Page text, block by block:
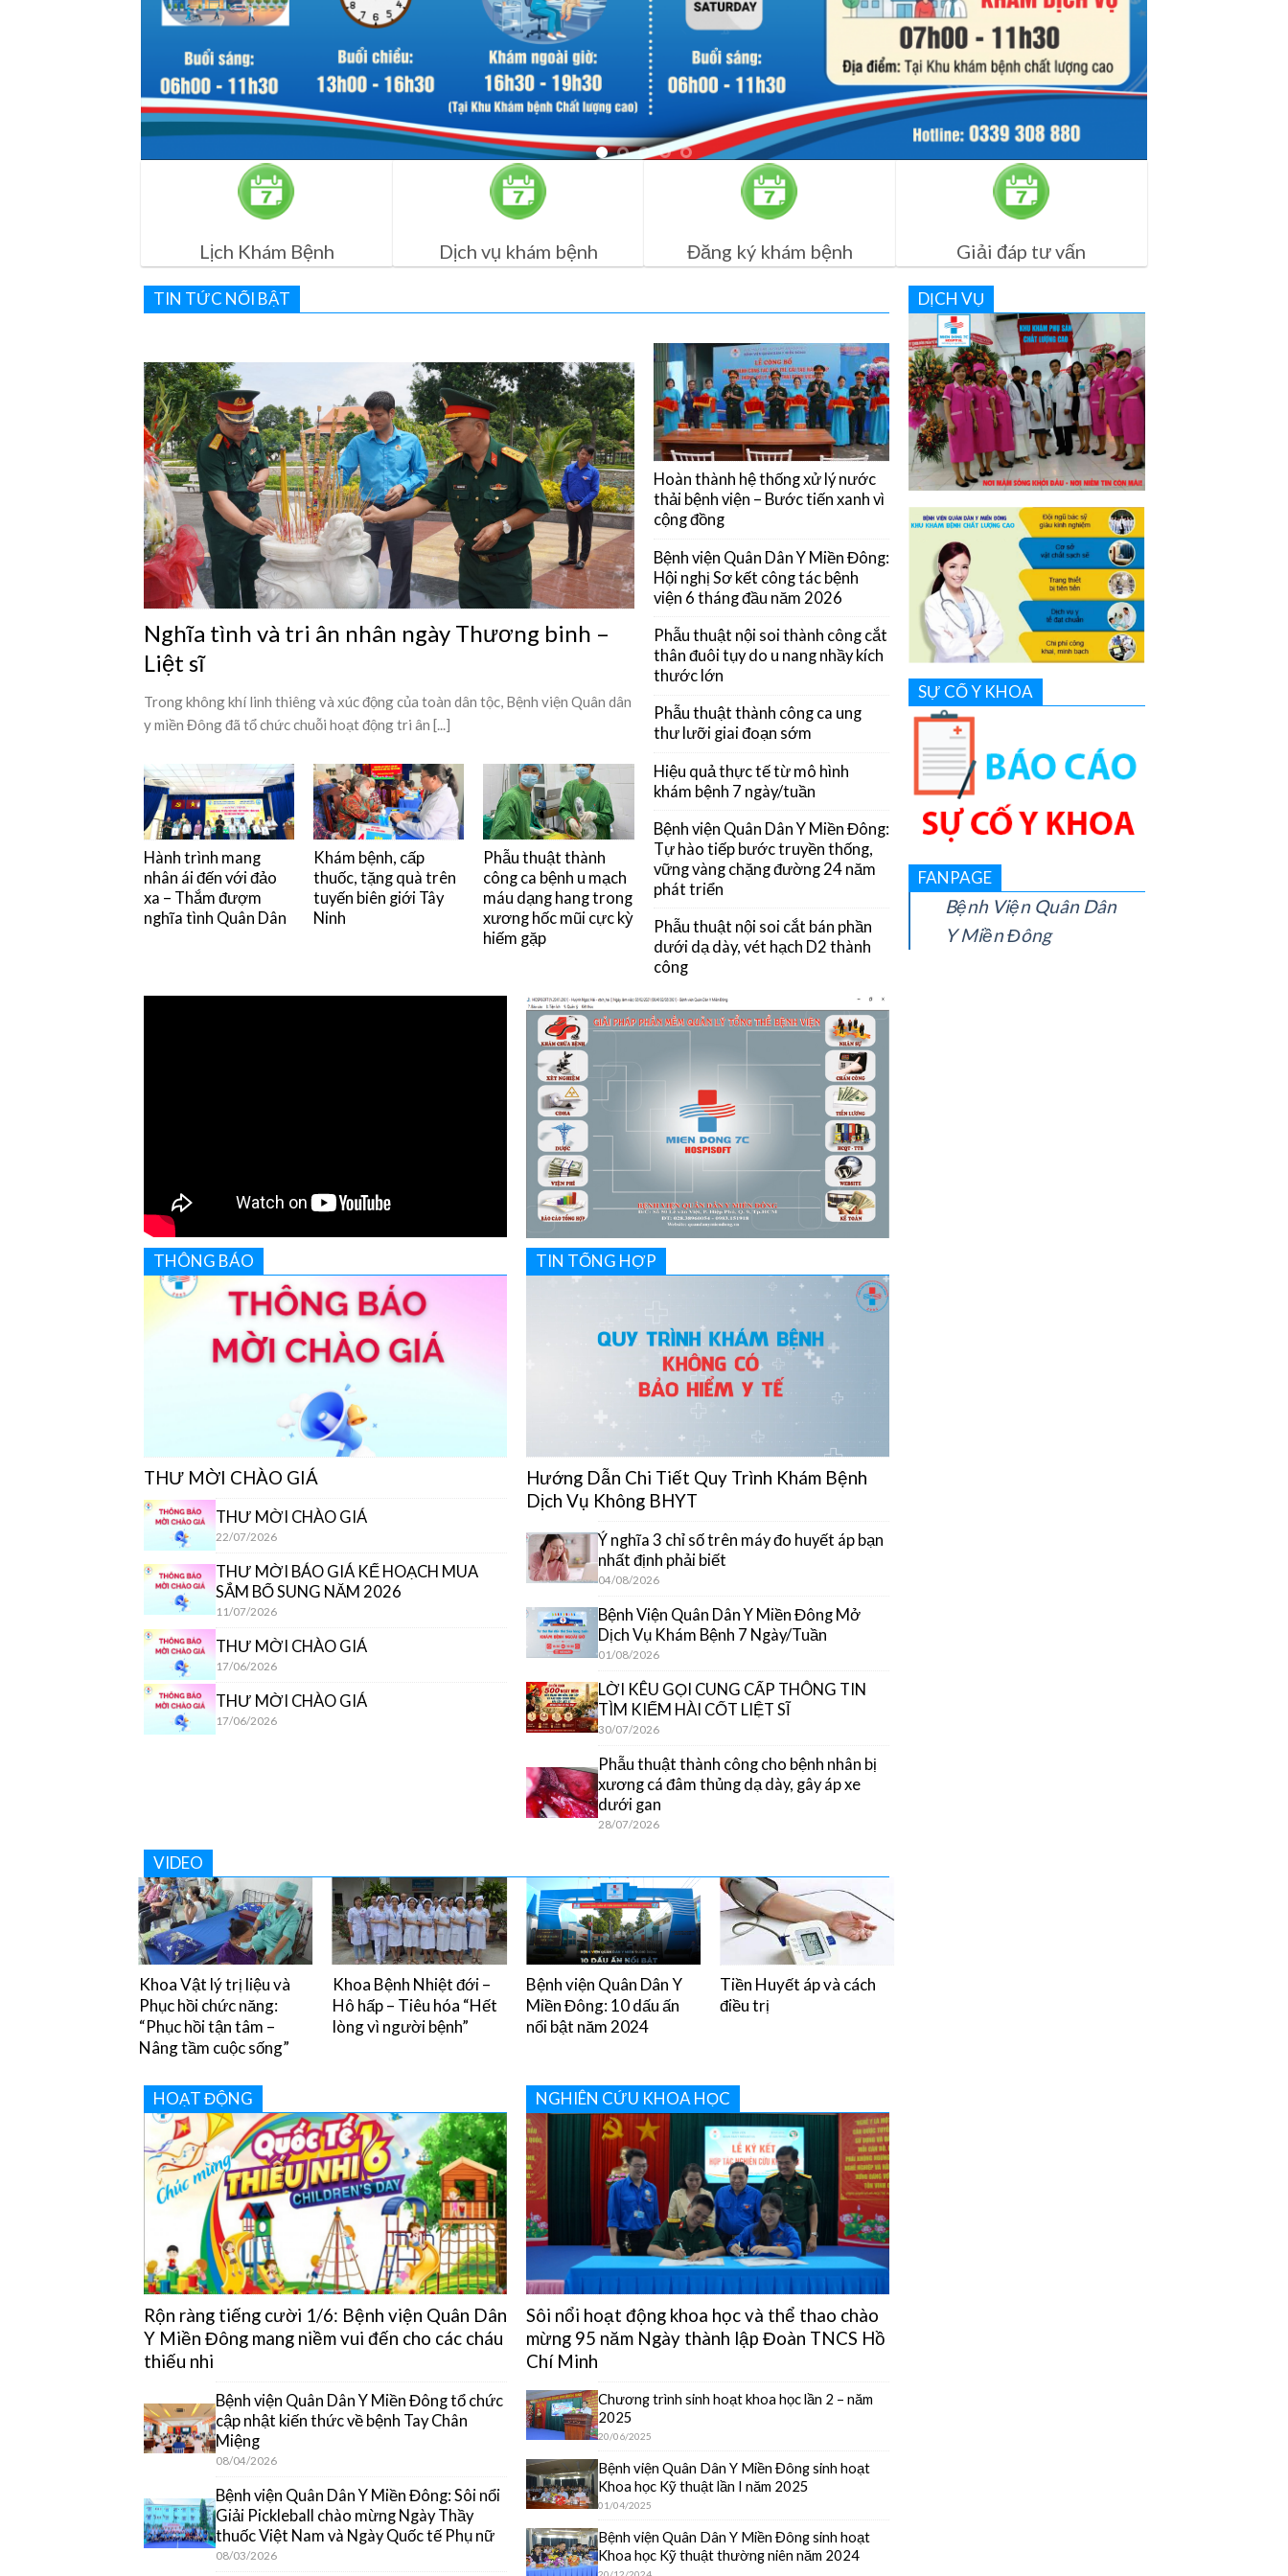
Lịch Khám Bệnh Dịch vụ khám bệnh Đăng ký khám bệnh Giải đáp tư vấn
TIN TỨC NỔI BẬT
Nghĩa tình và tri ân nhân ngày Thương binh –
Liệt sĩ
Trong không khí linh thiêng và xúc động của toàn dân tộc, Bệnh viện Quân dân
y miền Đông đã tổ chức chuỗi hoạt động tri ân [...]
Hành trình mang
nhân ái đến với đảo
xa – Thắm đượm
nghĩa tình Quân Dân
Khám bệnh, cấp
thuốc, tặng quà trên
tuyến biên giới Tây
Ninh
Phẫu thuật thành
công ca bệnh u mạch
máu dạng hang trong
xương hốc mũi cực kỳ
hiếm gặp
Hoàn thành hệ thống xử lý nước
thải bệnh viện – Bước tiến xanh vì
cộng đồng
Bệnh viện Quân Dân Y Miền Đông:
Hội nghị Sơ kết công tác bệnh
viện 6 tháng đầu năm 2026
Phẫu thuật nội soi thành công cắt
thân đuôi tụy do u nang nhầy kích
thước lớn
Phẫu thuật thành công ca ung
thư lưỡi giai đoạn sớm
Hiệu quả thực tế từ mô hình
khám bệnh 7 ngày/tuần
Bệnh viện Quân Dân Y Miền Đông:
Tự hào tiếp bước truyền thống,
vững vàng chặng đường 24 năm
phát triển
Phẫu thuật nội soi cắt bán phần
dưới dạ dày, vét hạch D2 thành
công
THÔNG BÁO
THƯ MỜI CHÀO GIÁ
THƯ MỜI CHÀO GIÁ
22/07/2026
THƯ MỜI BÁO GIÁ KẾ HOẠCH MUA
SẮM BỔ SUNG NĂM 2026
11/07/2026
THƯ MỜI CHÀO GIÁ
17/06/2026
THƯ MỜI CHÀO GIÁ
17/06/2026
TIN TỔNG HỢP
Hướng Dẫn Chi Tiết Quy Trình Khám Bệnh
Dịch Vụ Không BHYT
Ý nghĩa 3 chỉ số trên máy đo huyết áp bạn
nhất định phải biết
04/08/2026
Bệnh Viện Quân Dân Y Miền Đông Mở
Dịch Vụ Khám Bệnh 7 Ngày/Tuần
01/08/2026
LỜI KÊU GỌI CUNG CẤP THÔNG TIN
TÌM KIẾM HÀI CỐT LIỆT SĨ
30/07/2026
Phẫu thuật thành công cho bệnh nhân bị
xương cá đâm thủng dạ dày, gây áp xe
dưới gan
28/07/2026
VIDEO
Bệnh viện Quân Dân Y
Miền Đông: 10 dấu ấn
nổi bật năm 2024
Tiền Huyết áp và cách
điều trị
Khoa Vật lý trị liệu và
Phục hồi chức năng:
“Phục hồi tận tâm –
Nâng tầm cuộc sống”
Khoa Bệnh Nhiệt đới –
Hô hấp – Tiêu hóa “Hết
lòng vì người bệnh”
HOẠT ĐỘNG
Rộn ràng tiếng cười 1/6: Bệnh viện Quân Dân
Y Miền Đông mang niềm vui đến cho các cháu
thiếu nhi
Bệnh viện Quân Dân Y Miền Đông tổ chức
cập nhật kiến thức về bệnh Tay Chân
Miệng
08/04/2026
Bệnh viện Quân Dân Y Miền Đông: Sôi nổi
Giải Pickleball chào mừng Ngày Thầy
thuốc Việt Nam và Ngày Quốc tế Phụ nữ
08/03/2026
NGHIÊN CỨU KHOA HỌC
Sôi nổi hoạt động khoa học và thể thao chào
mừng 95 năm Ngày thành lập Đoàn TNCS Hồ
Chí Minh
Chương trình sinh hoạt khoa học lần 2 – năm
2025
20/06/2025
Bệnh viện Quân Dân Y Miền Đông sinh hoạt
Khoa học Kỹ thuật lần I năm 2025
01/04/2025
Bệnh viện Quân Dân Y Miền Đông sinh hoạt
Khoa học Kỹ thuật thường niên năm 2024
DỊCH VỤ
SỰ CỐ Y KHOA
FANPAGE
Bệnh Viện Quân Dân
Y Miền Đông